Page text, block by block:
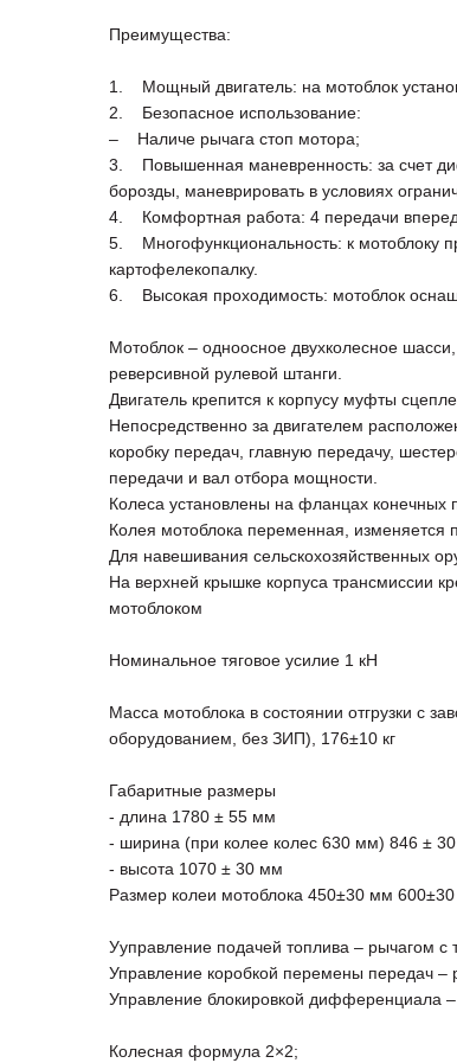
Преимущества:
1. Мощный двигатель: на мотоблок
2. Безопасное использование:
– Наличе рычага стоп мотора;
3. Повышенная маневренность: за счет
борозды, маневрировать в условиях
4. Комфортная работа: 4 передачи
5. Многофункциональность: к мотоблоку
картофелекопалку.
6. Высокая проходимость: мотоблок
Мотоблок – одноосное двухколесное
реверсивной рулевой штанги.
Двигатель крепится к корпусу муфты
Непосредственно за двигателем
коробку передач, главную передачу,
передачи и вал отбора мощности.
Колеса установлены на фланцах
Колея мотоблока переменная, изменяется
Для навешивания сельскохозяйственных
На верхней крышке корпуса трансмиссии
мотоблоком
Номинальное тяговое усилие 1 кН
Масса мотоблока в состоянии отгрузки с
оборудованием, без ЗИП), 176±10 кг
Габаритные размеры
- длина 1780 ± 55 мм
- ширина (при колее колес 630 мм) 846 ±
- высота 1070 ± 30 мм
Размер колеи мотоблока 450±30 мм
Ууправление подачей топлива – рычагом с
Управление коробкой перемены передач –
Управление блокировкой дифференциала –
Колесная формула 2×2;